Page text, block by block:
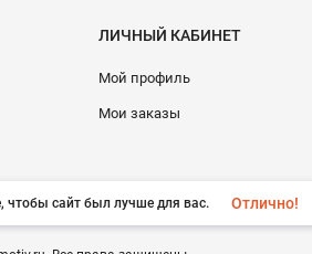
ЛИЧНЫЙ КАБИНЕТ
Мой профиль
Мои заказы
сайт был лучше для вас. Отлично!